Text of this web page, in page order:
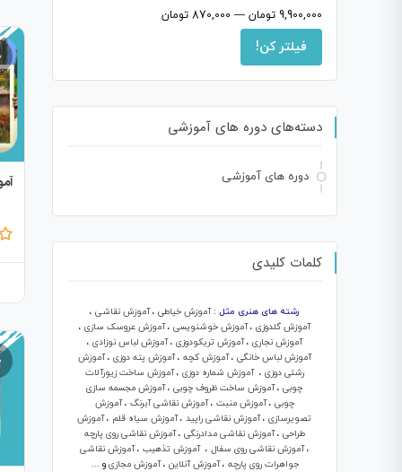
9,900,000 تومان — 870,000 تومان
فیلتر کن!
دسته‌های دوره های آموزشی
دوره های آموزشی
کلمات کلیدی
رشته های هنری مثل :آموزش خیاطی،آموزش نقاشی،
آموزش گلدوزی ،آموزش خوشنویسی ،آموزش عروسک سازی ،
آموزش نجاری ،آموزش تریکودوزی ،آموزش لباس نوزادی ،
آموزش لباس خانگی ،آموزش کچه ،آموزش پته دوزی ،آموزش
رشتی دوزی ،آموزش شماره دوزی ،آموزش ساخت زیورآلات
چوبی،آموزش ساخت ظروف چوبی،آموزش مجسمه سازی
چوبی ،آموزش منبت ،آموزش نقاشی آبرنگ ،آموزش
تصویرسازی،آموزش نقاشی راپید،آموزش سیاه قلم ،آموزش
طراحی ،آموزش نقاشی مدادرنگی ،آموزش نقاشی روی پارچه
،آموزش نقاشی روی سفال ،آموزش تذهیب ،آموزش نقاشی
جواهرات روی پارچه ،آموزش آنلاین ،آموزش مجازی و …